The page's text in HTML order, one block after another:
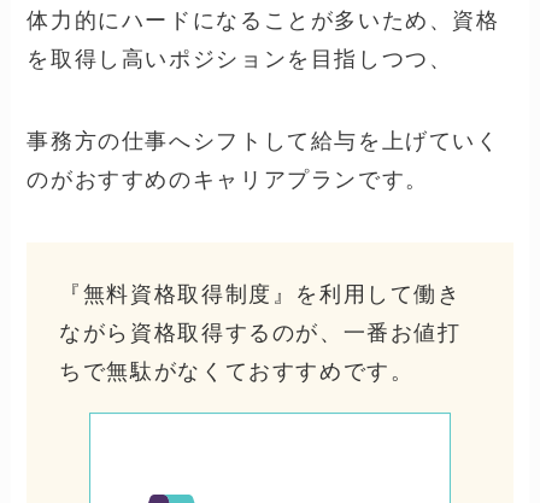
体力的にハードになることが多いため、資格
を取得し高いポジションを目指しつつ、
事務方の仕事へシフトして給与を上げていく
のがおすすめのキャリアプランです。
『無料資格取得制度』を利用して働き
ながら資格取得するのが、一番お値打
ちで無駄がなくておすすめです。